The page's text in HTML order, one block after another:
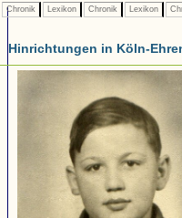
Chronik Lexikon Chronik Lexikon
Hinrichtungen in Köln-